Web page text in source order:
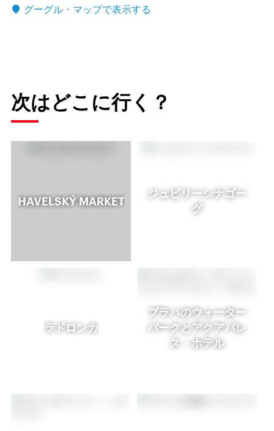
グーグル・マップで表示する
次はどこに行く？
HAVELSKÝ MARKET
ジュビリーシナゴー
グ
ラドロンカ
プラハのウォーター
パークとアクアパレ
ス・ホテル